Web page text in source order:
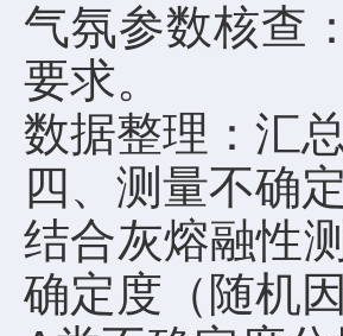
气氛参数核查
要求。
数据整理：汇
四、测量不确
结合灰熔融性
确定度（随机